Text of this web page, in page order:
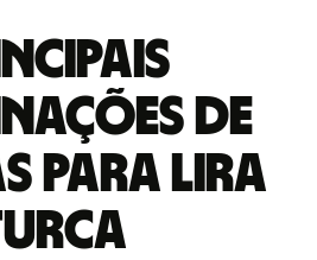
de
para Lira